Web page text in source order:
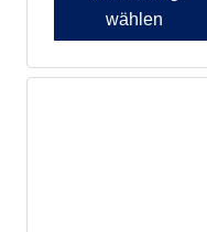
wählen